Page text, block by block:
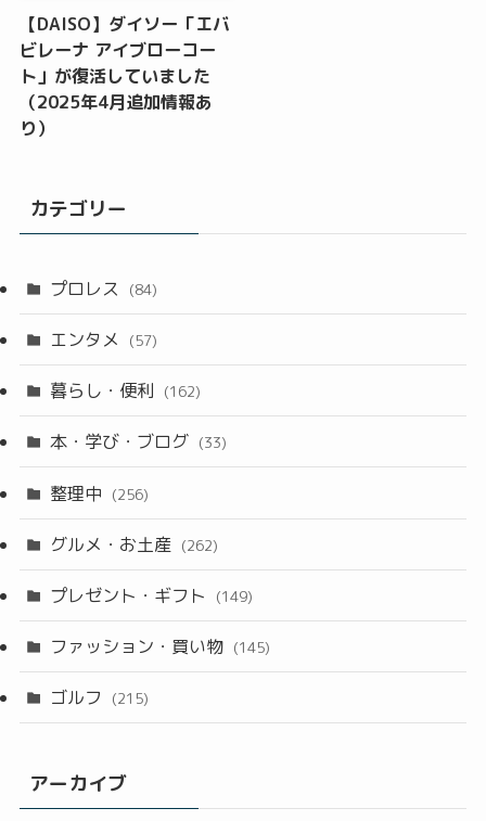
【DAISO】ダイソー「エバ
ビレーナ アイブローコー
ト」が復活していました
（2025年4月追加情報あ
り）
カテゴリー
プロレス (84)
エンタメ (57)
暮らし・便利 (162)
本・学び・ブログ (33)
整理中 (256)
グルメ・お土産 (262)
プレゼント・ギフト (149)
ファッション・買い物 (145)
ゴルフ (215)
アーカイブ